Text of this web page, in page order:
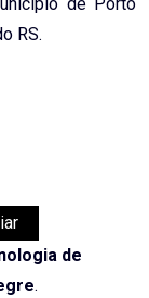
de Porto
RS.
de
.